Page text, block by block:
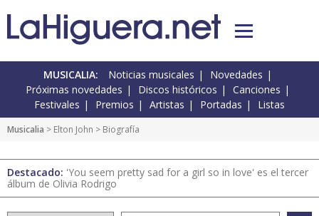
MUSICALIA: Noticias musicales
Novedades
Próximas novedades
Discos históricos
Canciones
Festivales
Premios Artistas Portadas Listas
Musicalia > Elton John > Biografía
Destacado: 'You seem pretty sad for a girl so in love' es el tercer
álbum de Olivia Rodrigo